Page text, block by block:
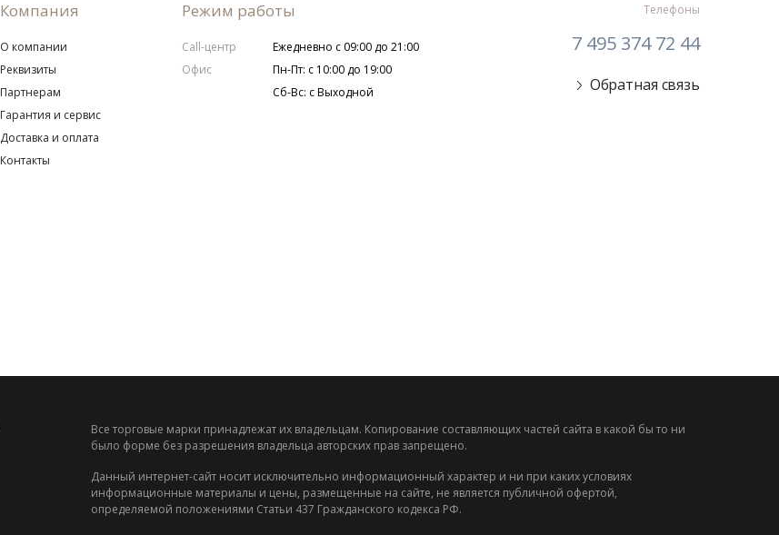
Компания
О компании
Реквизиты
Партнерам
Гарантия и сервис
Доставка и оплата
Контакты
Режим работы
Call-центр
Ежедневно с 09:00 до 21:00
Офис
Пн-Пт: с 10:00 до 19:00
Сб-Вс: с Выходной
Телефоны
7 495 374 72 44
Обратная связь
Все торговые марки принадлежат их владельцам. Копирование составляющих частей сайта в какой бы то ни
было форме без разрешения владельца авторских прав запрещено.
Данный интернет-сайт носит исключительно информационный характер и ни при каких условиях
информационные материалы и цены, размещенные на сайте, не является публичной офертой,
определяемой положениями Статьи 437 Гражданского кодекса РФ.